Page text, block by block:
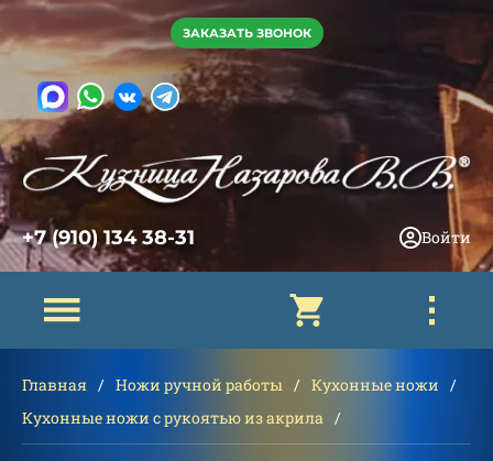
ЗАКАЗАТЬ ЗВОНОК
+7 (910) 134 38-31 Войти
Главная Ножи ручной работы
Кухонные ножи
Кухонные ножи с рукоятью из акрила